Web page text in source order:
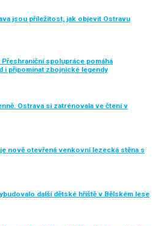
jsou příležitost, jak objevit Ostravu
Přeshraniční spolupráce pomáhá
i připomínat zbojnické legendy
Ostrava si zatrénovala ve čtení v
nově otevřená venkovní lezecká stěna s
další dětské hřiště v Bělském lese